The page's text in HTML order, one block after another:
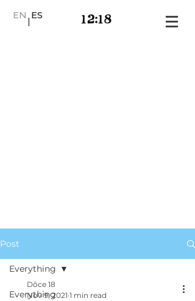
EN ES
|
Post
Everything
Everything
Dôce 18
Nov 9, 2021 1 min read